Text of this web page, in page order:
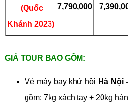
(Quốc
Khánh 2023)
7,790,000
GIÁ TOUR BAO GỒM:
Vé máy bay khứ hồi Hà Nội
gồm: 7kg xách tay + 20kg